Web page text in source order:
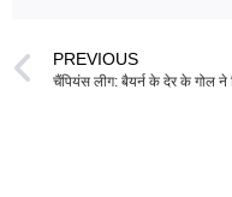
PREVIOUS